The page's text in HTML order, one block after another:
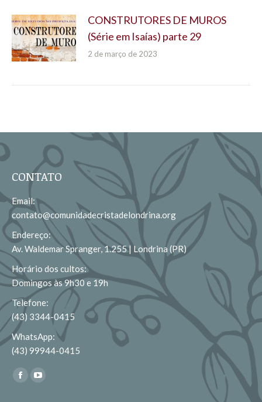
CONSTRUTORES DE MUROS
(Série em Isaías) parte 29
2 de março de 2023
CONTATO
Email:
contato@comunidadecristadelondrina.org
Endereço:
Av. Waldemar Spranger, 1.255 | Londrina (PR)
Horário dos cultos:
Domingos às 9h30 e 19h
Telefone:
(43) 3344-0415
WhatsApp:
(43) 99944-0415
Encontre-nos em:
Facebook